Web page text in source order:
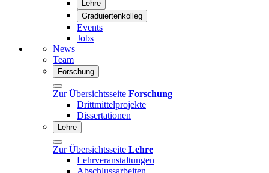
Lehre
Graduiertenkolleg
Events
Jobs
News
Team
Forschung
Zur Übersichtsseite Forschung
Drittmittelprojekte
Dissertationen
Lehre
Zur Übersichtsseite Lehre
Lehrveranstaltungen
Abschlussarbeiten